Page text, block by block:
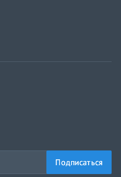
Подписаться